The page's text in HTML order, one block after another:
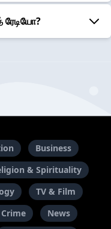
Business
& Spirituality
TV & Film
News